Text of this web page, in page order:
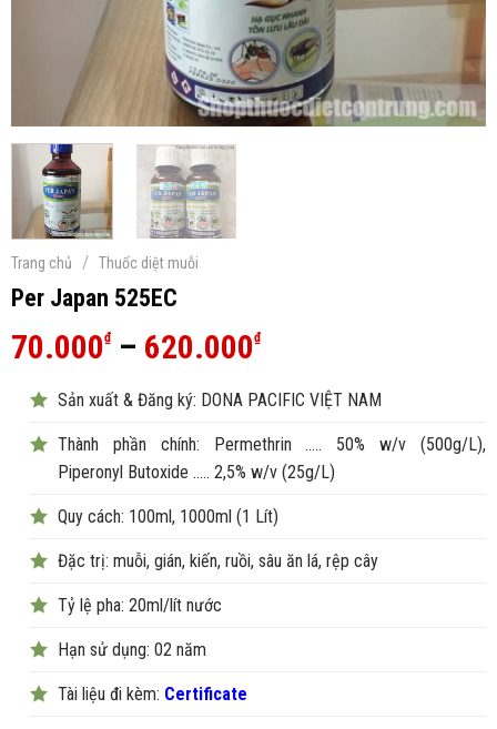
Trang chủ / Thuốc diệt muỗi
Per Japan 525EC
70.000₫ – 620.000₫Khoảng
từ
70.000₫
đến
620.000₫
Sản xuất & Đăng ký: DONA PACIFIC VIỆT NAM
Thành phần chính: Permethrin ….. 50% w/v (500g/L),
Piperonyl Butoxide ….. 2,5% w/v (25g/L)
Quy cách: 100ml, 1000ml (1 Lít)
Đặc trị: muỗi, gián, kiến, ruồi, sâu ăn lá, rệp cây
Tỷ lệ pha: 20ml/lít nước
Hạn sử dụng: 02 năm
Tài liệu đi kèm: Certificate